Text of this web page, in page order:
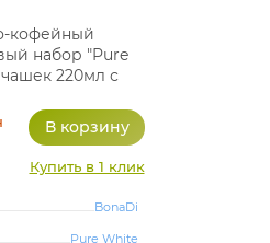
кофейный
набор "Pure
220мл с
Купить в 1 клик
BonaDi
Pure White